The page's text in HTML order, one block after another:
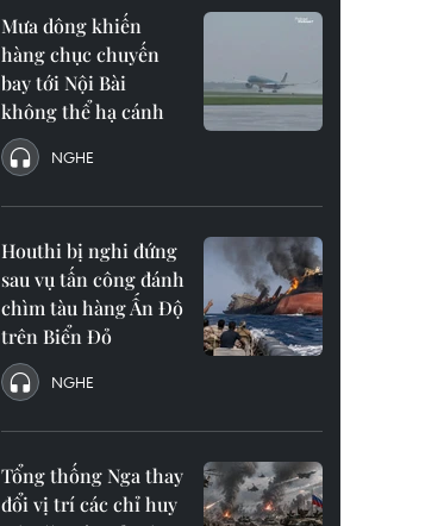
Mưa dông khiến
hàng chục chuyến
bay tới Nội Bài
không thể hạ cánh
NGHE
Houthi bị nghi đứng
sau vụ tấn công đánh
chìm tàu hàng Ấn Độ
trên Biển Đỏ
NGHE
Tổng thống Nga thay
đổi vị trí các chỉ huy